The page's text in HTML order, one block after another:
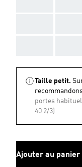
Taille petit.
portes
40 2/3)
Ajouter au panier